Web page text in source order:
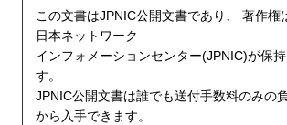
この文書はJPNIC公開文書であり、 著作権
日本ネットワーク
インフォメーションセンター(JPNIC)が保
す。
JPNIC公開文書は誰でも送付手数料のみの
から入手できます。